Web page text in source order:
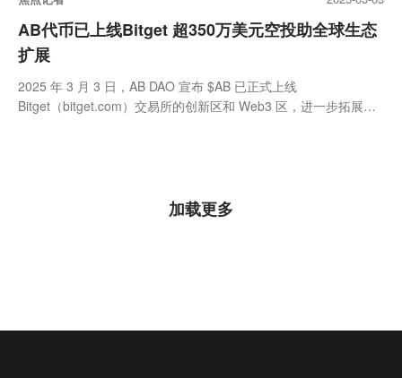
AB代币已上线Bitget 超350万美元空投助全球生态
扩展
2025 年 3 月 3 日，AB DAO 宣布 $AB 已正式上线
Bitget（bitget.com）交易所的创新区和 Web3 区，进一步拓展全
加载更多